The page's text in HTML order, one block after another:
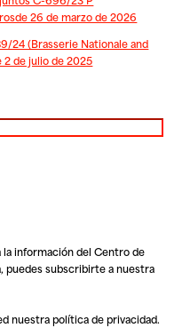
26 de marzo de 2026
24 (Brasserie Nationale and
de julio de 2025
información del Centro de
puedes subscribirte a nuestra
nuestrapolítica de privacidad.